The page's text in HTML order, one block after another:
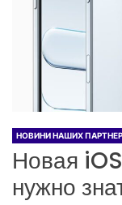
НОВИНИ НАШИХ
Новая
нужно